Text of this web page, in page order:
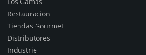
Restauracion
Tiendas Gourmet
Distributores
Industrie